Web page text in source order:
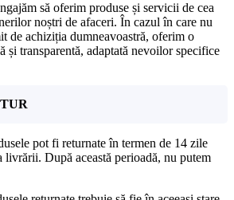
să oferim produse și servicii de cea
noștri de afaceri. În cazul în care nu
de achiziția dumneavoastră, oferim o
și transparentă, adaptată nevoilor specifice
pot fi returnate în termen de 14 zile
livrării. După această perioadă, nu putem